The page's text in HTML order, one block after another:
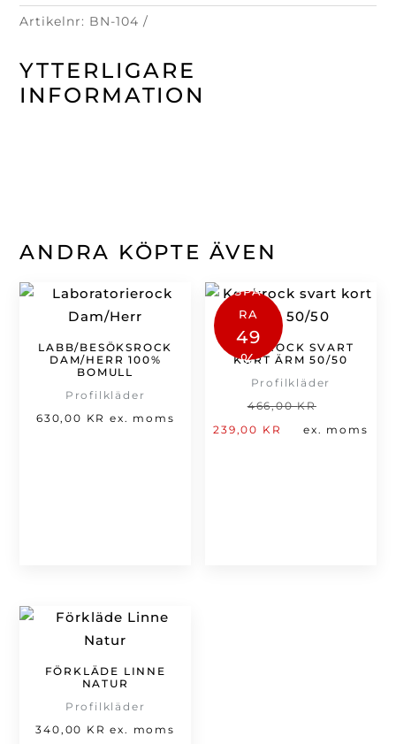
Artikelnr: BN-104
YTTERLIGARE
INFORMATION
BN-
1
64/W
mängd
ANDRA KÖPTE ÄVEN
LABB/BESÖKSROCK
DAM/HERR 100%
BOMULL
Profilkläder
630,00 KR ex. moms
SPA
RA
49
%
KOCKROCK SVART
KORT ÄRM 50/50
Profilkläder
466,00KR
239,00 KR
Det
ex. moms
FÖRKLÄDE LINNE
NATUR
Profilkläder
340,00 KR ex. moms